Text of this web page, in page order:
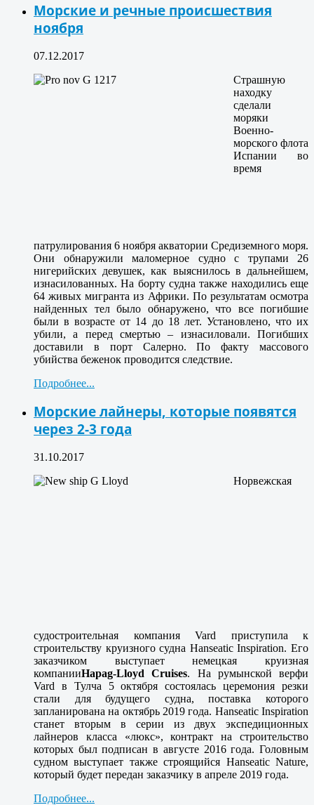
Морские и речные происшествия
ноября
07.12.2017
Страшную
находку
сделали
моряки
Военно-
морского флота
Испании во
время
патрулирования 6 ноября акватории Средиземного моря.
Они обнаружили маломерное судно с трупами 26
нигерийских девушек, как выяснилось в дальнейшем,
изнасилованных. На борту судна также находились еще
64 живых мигранта из Африки. По результатам осмотра
найденных тел было обнаружено, что все погибшие
были в возрасте от 14 до 18 лет. Установлено, что их
убили, а перед смертью – изнасиловали. Погибших
доставили в порт Салерно. По факту массового
убийства беженок проводится следствие.
Подробнее...
Морские лайнеры, которые появятся
через 2-3 года
31.10.2017
Норвежская
судостроительная компания Vard приступила к
строительству круизного судна Hanseatic Inspiration. Его
заказчиком выступает немецкая круизная
компанииHapag-Lloyd Cruises. На румынской верфи
Vard в Тулча 5 октября состоялась церемония резки
стали для будущего судна, поставка которого
запланирована на октябрь 2019 года. Hanseatic Inspiration
станет вторым в серии из двух экспедиционных
лайнеров класса «люкс», контракт на строительство
которых был подписан в августе 2016 года. Головным
судном выступает также строящийся Hanseatic Nature,
который будет передан заказчику в апреле 2019 года.
Подробнее...